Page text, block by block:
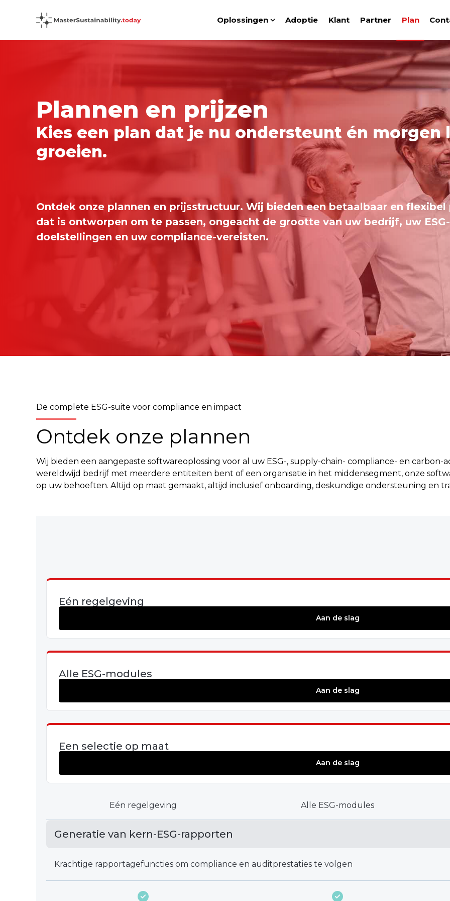
Oplossingen
Show submenu for Oplossingen
Adoptie Klant Partner Plan
Plannen en prijzen
Kies een plan dat je nu ondersteunt én morgen
groeien.
Ontdek onze plannen en prijsstructuur. Wij bieden een betaalbaar en
dat is ontworpen om te passen, ongeacht de grootte van uw bedrijf, uw ESG-
doelstellingen en uw compliance-vereisten.
De complete ESG-suite voor compliance en impact
Ontdek onze plannen
Wij bieden een aangepaste softwareoplossing voor al uw ESG-, supply-chain- compliance- en
wereldwijd bedrijf met meerdere entiteiten bent of een organisatie in het middensegment, onze
op uw behoeften. Altijd op maat gemaakt, altijd inclusief onboarding, deskundige ondersteuning en
Eén regelgeving
Aan de slag
Alle ESG-modules
Aan de slag
Een selectie op maat
Aan de slag
Eén regelgeving Alle ESG-modules
Generatie van kern-ESG-rapporten
Krachtige rapportagefuncties om compliance en auditprestaties te volgen